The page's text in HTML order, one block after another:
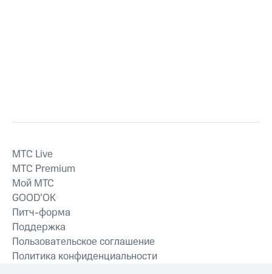
MTС Live
MTС Premium
Мой МТС
GOOD’OK
Питч-форма
Поддержка
Пользовательское соглашение
Политика конфиденциальности